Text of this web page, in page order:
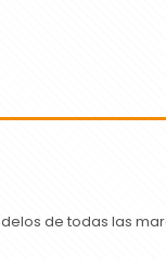
de todas las